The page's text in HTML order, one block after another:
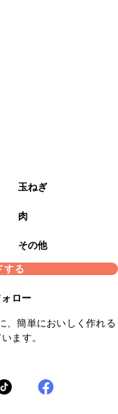
玉ねぎ
肉
その他
する
ロー
、簡単においしく作れる
ます。